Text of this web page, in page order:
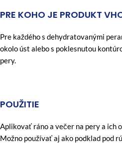
PRE KOHO JE PRODUKT
Pre každého s dehydratovanými
okolo úst alebo s poklesnutou
pery.
POUŽITIE
Aplikovať ráno a večer na pery a ich
Možno používať aj ako podklad pod